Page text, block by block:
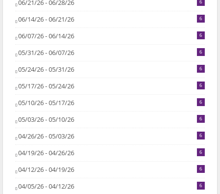
06/21/26 - 06/28/26 6
06/14/26 - 06/21/26 6
06/07/26 - 06/14/26 6
05/31/26 - 06/07/26 6
05/24/26 - 05/31/26 6
05/17/26 - 05/24/26 6
05/10/26 - 05/17/26 6
05/03/26 - 05/10/26 6
04/26/26 - 05/03/26 6
04/19/26 - 04/26/26 6
04/12/26 - 04/19/26 6
04/05/26 - 04/12/26 6